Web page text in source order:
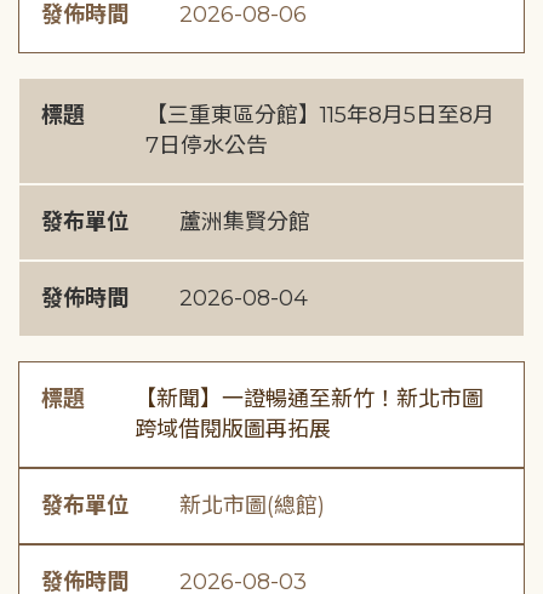
發佈時間 2026-08-06
標題
【三重東區分館】115年8月5日至8月
7日停水公告
發布單位 蘆洲集賢分館
發佈時間 2026-08-04
標題
【新聞】一證暢通至新竹！新北市圖
跨域借閱版圖再拓展
發布單位 新北市圖(總館)
發佈時間 2026-08-03